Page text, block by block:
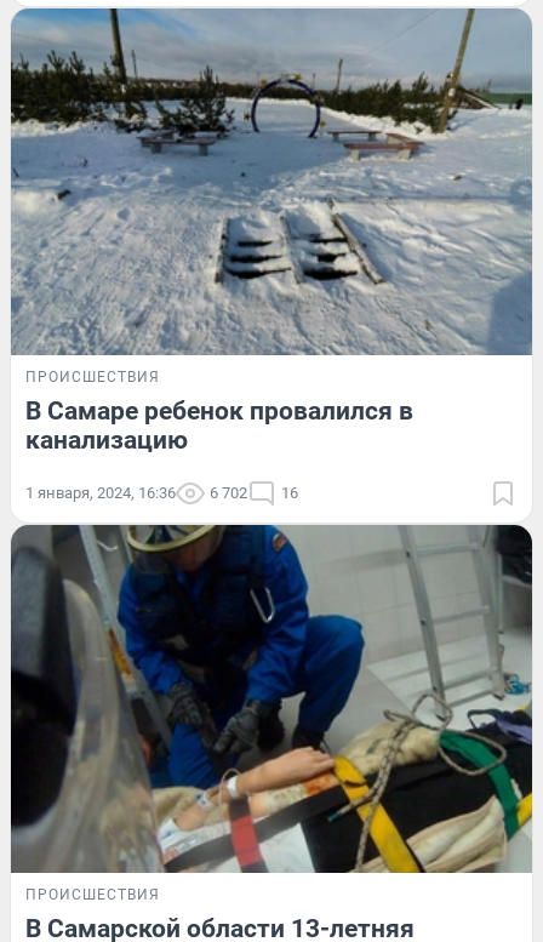
ПРОИСШЕСТВИЯ
В Самаре ребенок провалился в
канализацию
1 января, 2024, 16:36 6 702 16
ПРОИСШЕСТВИЯ
В Самарской области 13-летняя